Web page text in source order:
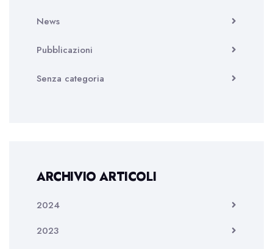
News
Pubblicazioni
Senza categoria
ARCHIVIO ARTICOLI
2024
2023